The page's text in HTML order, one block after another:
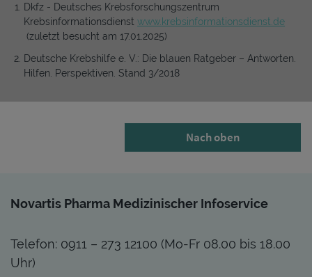
Dkfz - Deutsches Krebsforschungszentrum
Krebsinformationsdienstwww.krebsinformationsdienst.de
(zuletzt besucht am 17.01.2025)
Deutsche Krebshilfe e. V.: Die blauen Ratgeber – Antworten.
Hilfen. Perspektiven. Stand 3/2018
Nach oben
Novartis Pharma Medizinischer Infoservice
Telefon: 0911 – 273 12100 (Mo-Fr 08.00 bis 18.00
Uhr)